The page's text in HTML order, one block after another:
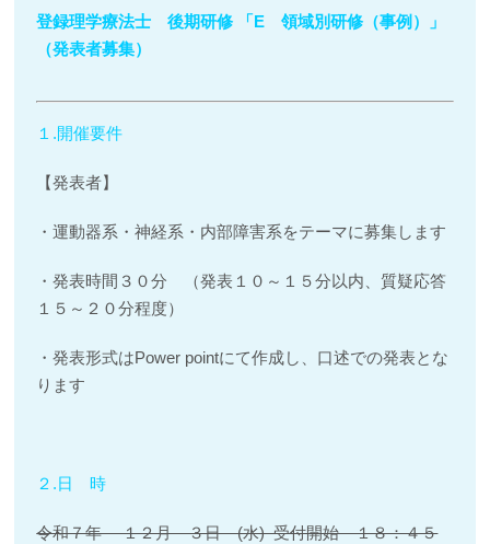
登録理学療法士 後期研修 「E 領域別研修（事例）」
（発表者募集）
１.開催要件
【発表者】
・運動器系・神経系・内部障害系をテーマに募集します
・発表時間３０分 （発表１０～１５分以内、質疑応答
１５～２０分程度）
・発表形式はPower pointにて作成し、口述での発表とな
ります
２.日 時
令和７年 １２月 ３日 (水) 受付開始 １８：４５